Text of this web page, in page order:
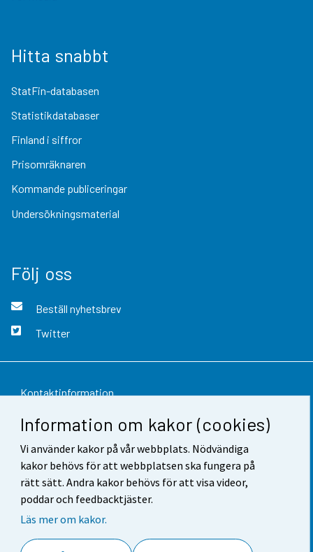
Information om kakor (cookies)
Vi använder kakor på vår webbplats. Nödvändiga
kakor behövs för att webbplatsen ska fungera på
rätt sätt. Andra kakor behövs för att visa videor,
poddar och feedbacktjäster.
Läs mer om kakor.
Hitta snabbt
StatFin-databasen
Statistikdatabaser
Finland i siffror
Prisomräknaren
Kommande publiceringar
Undersökningsmaterial
Följ oss
Beställ nyhetsbrev
Twitter
Kontaktinformation
Respons
Användarvillkor
Dataskydd
Tillgänglighet